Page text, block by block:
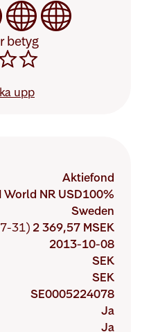
Sustainability
betyg
Rating är
upp
Aktiefond
World NR USD100%
Sweden
31) 2 369,57 MSEK
2013-10-08
SEK
SEK
SE0005224078
Ja
Ja